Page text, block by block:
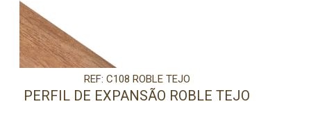
Comece por escrever aqui o que procura.
REF: C108 ROBLE TEJO
PERFIL DE EXPANSÃO ROBLE TEJO